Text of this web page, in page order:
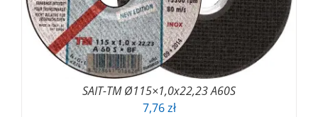
SAIT-TM Ø115×1,0x22,23 A60S
7,76zł